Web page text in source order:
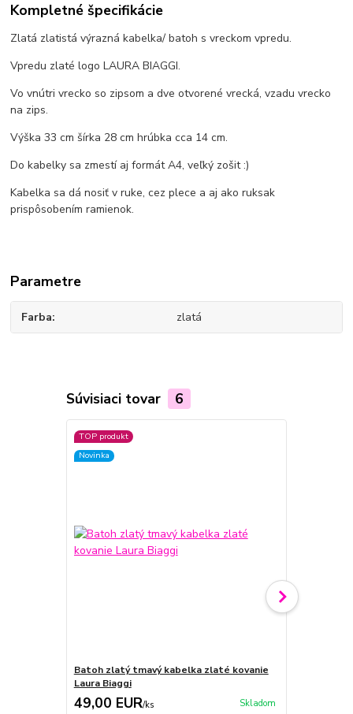
Kompletné špecifikácie
Zlatá zlatistá výrazná kabelka/ batoh s vreckom vpredu.
Vpredu zlaté logo LAURA BIAGGI.
Vo vnútri vrecko so zipsom a dve otvorené vrecká, vzadu vrecko
na zips.
Výška 33 cm šírka 28 cm hrúbka cca 14 cm.
Do kabelky sa zmestí aj formát A4, veľký zošit :)
Kabelka sa dá nosiť v ruke, cez plece a aj ako ruksak
prispôsobením ramienok.
Parametre
Farba zlatá
Súvisiaci tovar 6
TOP produkt
Novinka
Batoh zlatý tmavý kabelka zlaté kovanie
Laura Biaggi
49,00 EUR/ks Skladom